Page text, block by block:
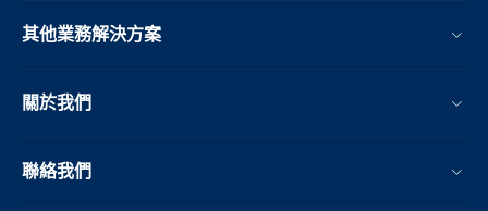
其他業務解決方案​
關於我們
聯絡我們